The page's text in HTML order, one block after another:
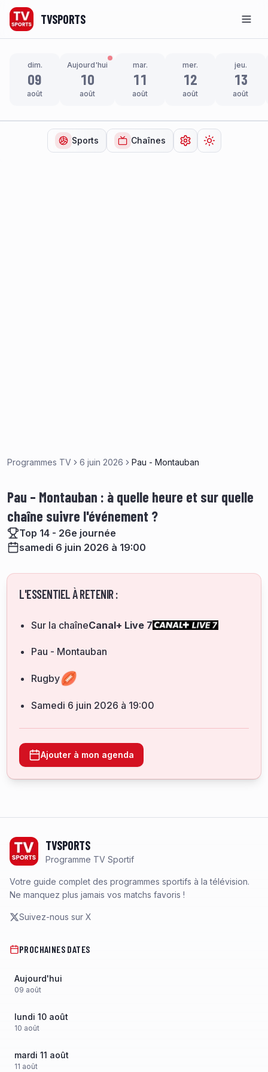
TVSPORTS
dim.
09
août
Aujourd'hui
10
août
mar.
11
août
mer.
12
août
jeu.
13
août
Sports Chaînes Ouvrir lesChanger de
Programmes TV 6 juin 2026 Pau - Montauban
Pau – Montauban : à quelle heure et sur quelle
chaîne suivre l'événement ?
Top 14 - 26e journée
samedi 6 juin 2026 à 19:00
L'ESSENTIEL À RETENIR :
Sur la chaîneCanal+ Live 7
Pau - Montauban
Rugby
samedi 6 juin 2026 à 19:00
Ajouter à mon agenda
TVSPORTS
Programme TV Sportif
Votre guide complet des programmes sportifs à la télévision.
Ne manquez plus jamais vos matchs favoris !
Suivez-nous sur X
PROCHAINES DATES
Aujourd'hui
09 août
lundi 10 août
10 août
mardi 11 août
11 août